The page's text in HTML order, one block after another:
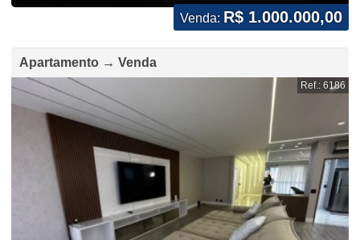
Venda: R$ 1.000.000,00
Apartamento → Venda
Ref.: 6186